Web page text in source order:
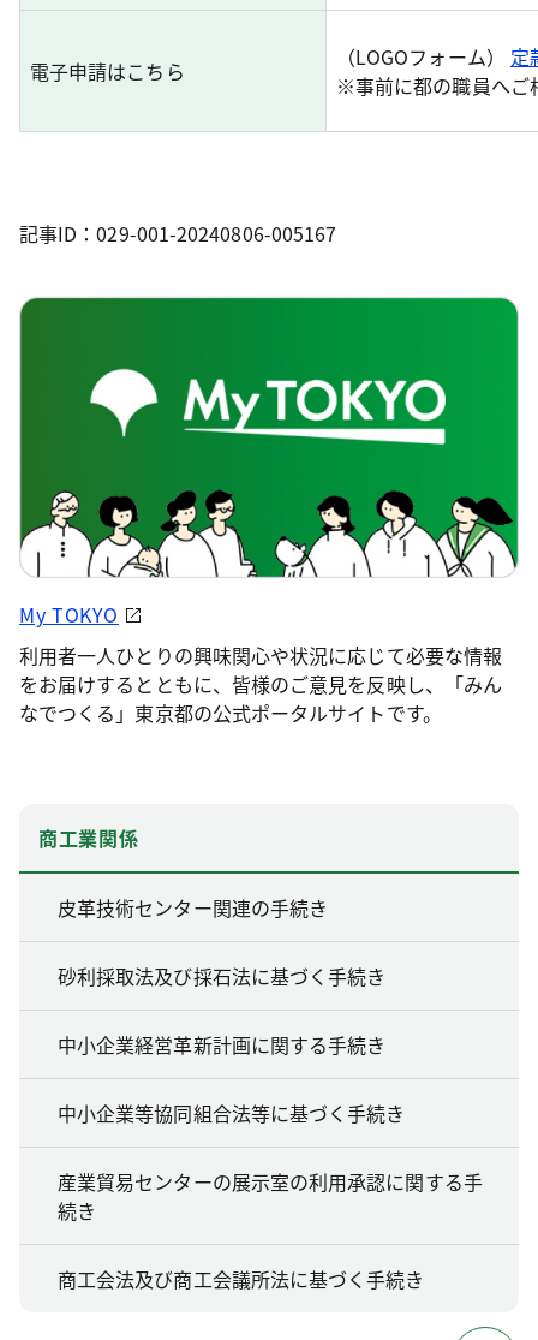
電子申請はこちら （LOGOフォーム） 定
※事前に都の職員へご
記事ID：029-001-20240806-005167
My TOKYO
利用者一人ひとりの興味関心や状況に応じて必要な情報
をお届けするとともに、皆様のご意見を反映し、「みん
なでつくる」東京都の公式ポータルサイトです。
商工業関係
皮革技術センター関連の手続き
砂利採取法及び採石法に基づく手続き
中小企業経営革新計画に関する手続き
中小企業等協同組合法等に基づく手続き
産業貿易センターの展示室の利用承認に関する手
続き
商工会法及び商工会議所法に基づく手続き